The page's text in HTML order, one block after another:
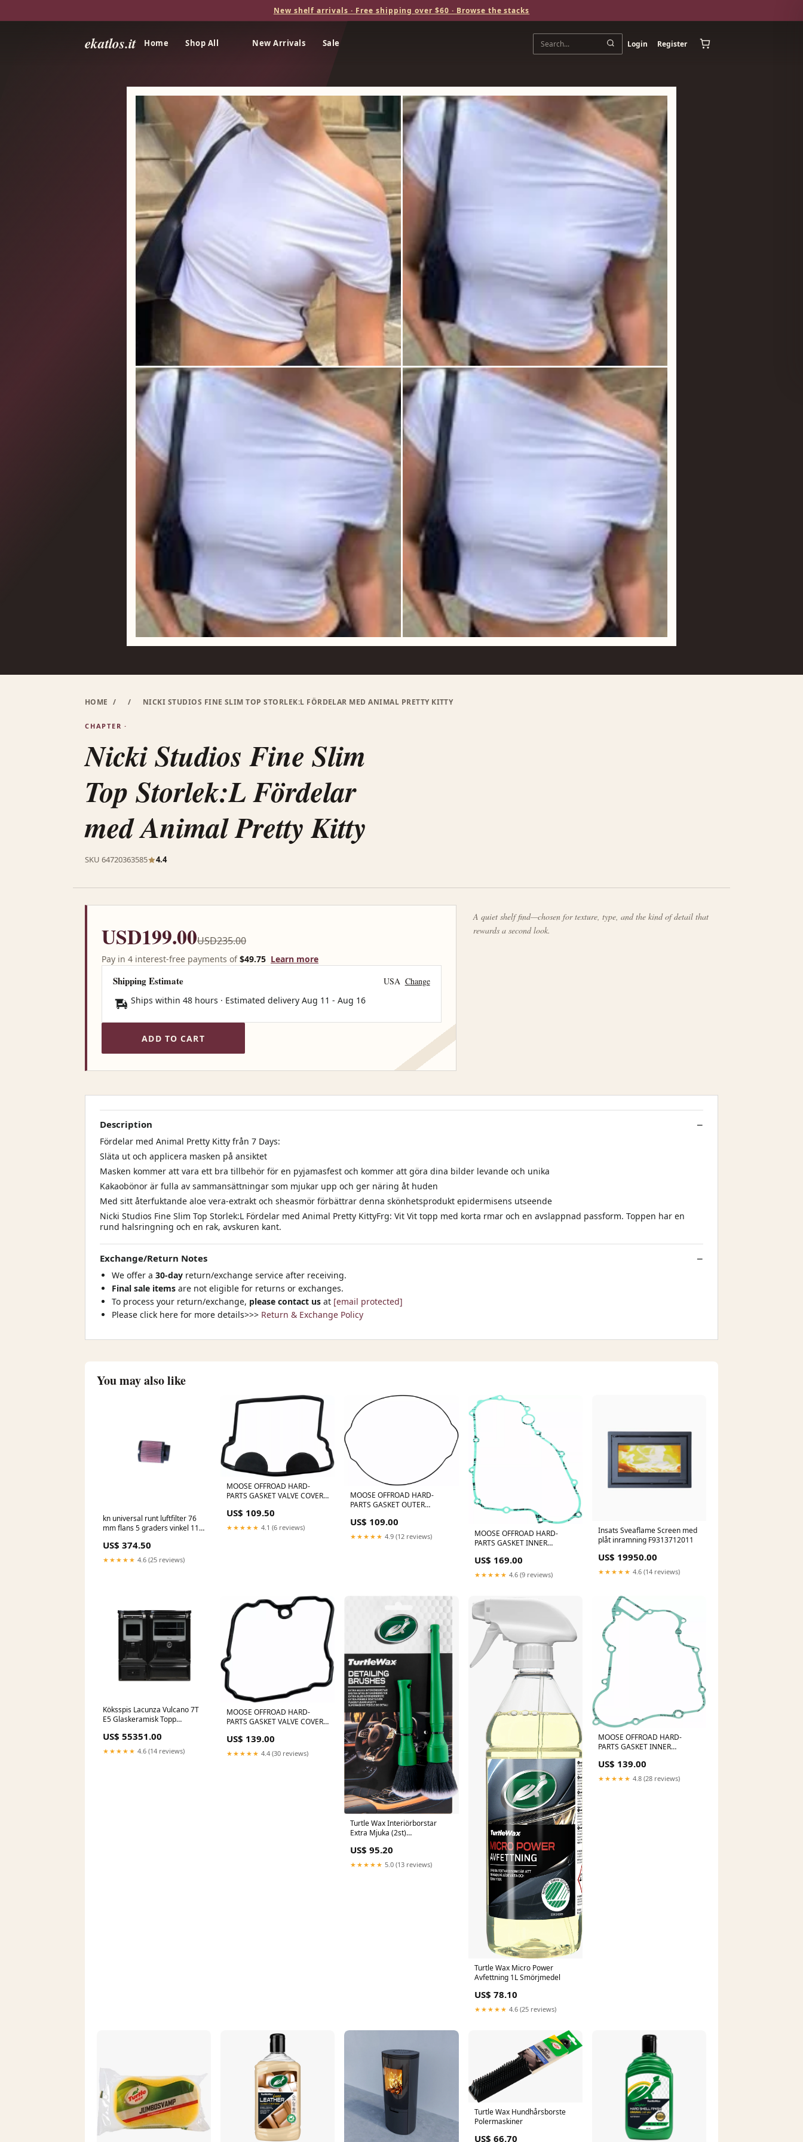
New shelf arrivals · Free shipping over $60 · Browse the stacks
ekatlos.it Home Shop All New Arrivals Sale Login Register
HOME / / NICKI STUDIOS FINE SLIM TOP STORLEK:L FÖRDELAR MED ANIMAL PRETTY KITTY
CHAPTER ·
Nicki Studios Fine Slim
Top Storlek:L Fördelar
med Animal Pretty Kitty
SKU 64720363585 4.4
USD199.00USD235.00
Pay in 4 interest-free payments of$49.75 Learn more
Shipping Estimate USA Change
Ships within 48 hours · Estimated delivery Aug 11 - Aug 16
ADD TO CART
A quiet shelf find—chosen for texture, type, and the kind of detail that
rewards a second look.
Description
Fördelar med Animal Pretty Kitty från 7 Days:
Släta ut och applicera masken på ansiktet
Masken kommer att vara ett bra tillbehör för en pyjamasfest och kommer att göra dina bilder levande och unika
Kakaobönor är fulla av sammansättningar som mjukar upp och ger näring åt huden
Med sitt återfuktande aloe vera-extrakt och sheasmör förbättrar denna skönhetsprodukt epidermisens utseende
Nicki Studios Fine Slim Top Storlek:L Fördelar med Animal Pretty KittyFrg: Vit Vit topp med korta rmar och en avslappnad passform. Toppen har en
rund halsringning och en rak, avskuren kant.
Exchange/Return Notes
We offer a 30-day return/exchange service after receiving.
Final sale items are not eligible for returns or exchanges.
To process your return/exchange, please contact us at [email protected]
Please click here for more details>>> Return & Exchange Policy
You may also like
kn universal runt luftfilter 76
mm flans 5 graders vinkel 110
hoejd rb0910 Titel:Default
Title
US$ 374.50
★★★★★ 4.6 (25 reviews)
MOOSE OFFROAD HARD-
PARTS GASKET VALVE COVER
280-2013-esi8394007
US$ 109.50
★★★★★ 4.1 (6 reviews)
MOOSE OFFROAD HARD-
PARTS GASKET OUTER
suzuki-vl-800-intruder-c800-c-
800-2014-esi2119850
US$ 109.00
★★★★★ 4.9 (12 reviews)
MOOSE OFFROAD HARD-
PARTS GASKET INNER
Cycling Accessories
US$ 169.00
★★★★★ 4.6 (9 reviews)
Insats Sveaflame Screen med
plåt inramning F9313712011
US$ 19950.00
★★★★★ 4.6 (14 reviews)
Köksspis Lacunza Vulcano 7T
E5 Glaskeramisk Topp
US$ 55351.00
★★★★★ 4.6 (14 reviews)
MOOSE OFFROAD HARD-
PARTS GASKET VALVE COVER
450-s-450-1986-esi3185516
US$ 139.00
★★★★★ 4.4 (30 reviews)
Turtle Wax Interiörborstar
Extra Mjuka (2st)
US$ 95.20
★★★★★ 5.0 (13 reviews)
Turtle Wax Micro Power
Avfettning 1L Smörjmedel
US$ 78.10
★★★★★ 4.6 (25 reviews)
MOOSE OFFROAD HARD-
PARTS GASKET INNER
gas-gas-txt-250-gp-250-2023-
esi6538790
US$ 139.00
★★★★★ 4.8 (28 reviews)
Turtle Wax Hundhårsborste
Polermaskiner
US$ 66.70